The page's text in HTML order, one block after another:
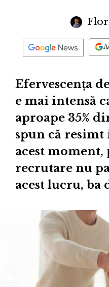
Efervescența
e mai intensă
aproape 35%
spun că
acest
recrutare nu
acest lucru, ba